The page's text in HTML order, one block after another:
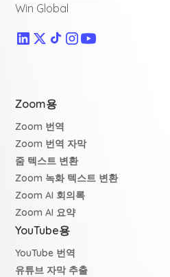
Win Global
Zoom용
Zoom 번역
Zoom 번역 자막
줌 텍스트 변환
Zoom 녹화 텍스트 변환
Zoom AI 회의록
Zoom AI 요약
YouTube용
YouTube 번역
유튜브 자막 추출